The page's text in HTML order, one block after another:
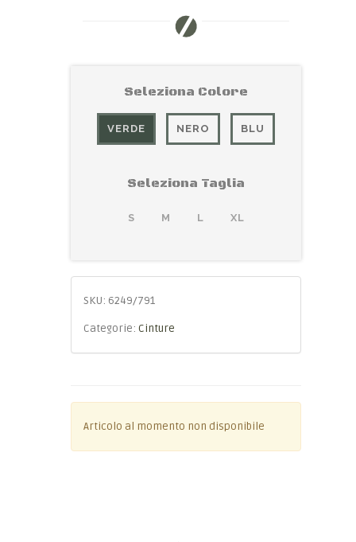
Seleziona Colore
VERDE NERO BLU
Seleziona Taglia
S M L XL
SKU: 6249/791
Categorie: Cinture
Articolo al momento non disponibile